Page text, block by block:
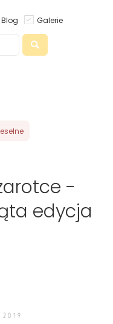
Blog Galerie
-
edycja